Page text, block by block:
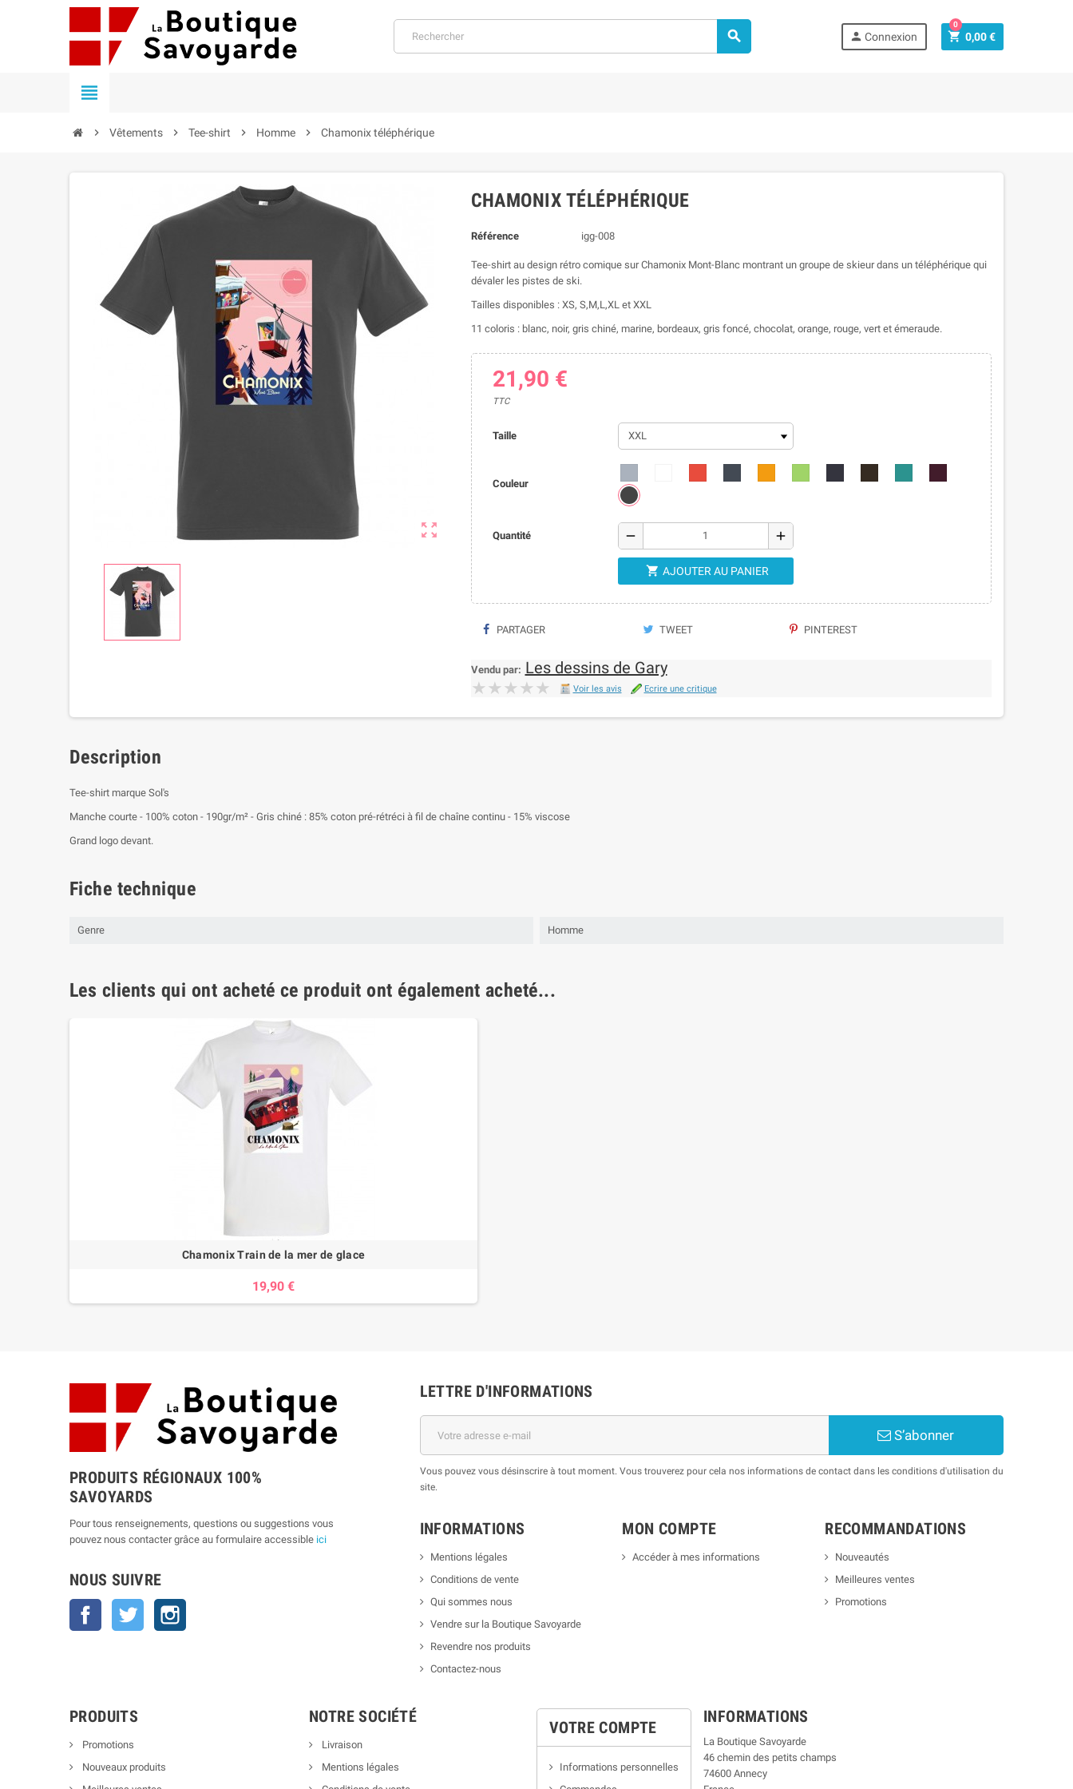
  Connexion  0,00 €
0

 Vêtements  Tee-shirt  Homme  Chamonix téléphérique

CHAMONIX TÉLÉPHÉRIQUE
Référence igg-008
Tee-shirt au design rétro comique sur Chamonix Mont-Blanc montrant un groupe de skieur dans un téléphérique qui
dévaler les pistes de ski.
Tailles disponibles : XS, S,M,L,XL et XXL
11 coloris : blanc, noir, gris chiné, marine, bordeaux, gris foncé, chocolat, orange, rouge, vert et émeraude.
21,90 €
TTC
Taille
Couleur
Quantité remove add
 AJOUTER AU PANIER
PARTAGER TWEET PINTEREST
Vendu par: Les dessins de Gary
★★★★★
★★★★★ Voir les avis Ecrire une critique
Description
Tee-shirt marque Sol's
Manche courte - 100% coton - 190gr/m² - Gris chiné : 85% coton pré-rétréci à fil de chaîne continu - 15% viscose
Grand logo devant.
Fiche technique
Genre Homme
Les clients qui ont acheté ce produit ont également acheté...
Chamonix Train de la mer de glace
19,90 €
PRODUITS RÉGIONAUX 100%
SAVOYARDS
Pour tous renseignements, questions ou suggestions vous
pouvez nous contacter grâce au formulaire accessible ici
NOUS SUIVRE
Facebook Twitter
LETTRE D'INFORMATIONS
S’abonner
Vous pouvez vous désinscrire à tout moment. Vous trouverez pour cela nos informations de contact dans les conditions d'utilisation du
site.
INFORMATIONS
Mentions légales
Conditions de vente
Qui sommes nous
Vendre sur la Boutique Savoyarde
Revendre nos produits
Contactez-nous
MON COMPTE
Accéder à mes informations
RECOMMANDATIONS
Nouveautés
Meilleures ventes
Promotions
PRODUITS
Promotions
Nouveaux produits
NOTRE SOCIÉTÉ
Livraison
Mentions légales
VOTRE COMPTE
Informations personnelles
INFORMATIONS
La Boutique Savoyarde
46 chemin des petits champs
74600 Annecy